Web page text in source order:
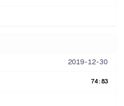
2019-12-30
74 : 83